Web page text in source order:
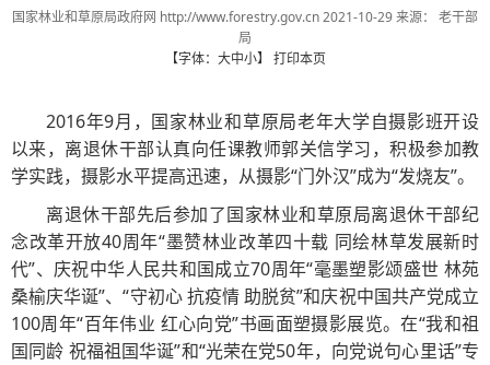
国家林业和草原局政府网 http://www.forestry.gov.cn2021-10-29来源： 老干部
局
【字体： 大中小】 打印本页
2016年9月，国家林业和草原局老年大学自摄影班开设
以来，离退休干部认真向任课教师郭关信学习，积极参加教
学实践，摄影水平提高迅速，从摄影“门外汉”成为“发烧友”。
离退休干部先后参加了国家林业和草原局离退休干部纪
念改革开放40周年“墨赞林业改革四十载 同绘林草发展新时
代”、庆祝中华人民共和国成立70周年“毫墨塑影颂盛世 林苑
桑榆庆华诞”、“守初心 抗疫情 助脱贫”和庆祝中国共产党成立
100周年“百年伟业 红心向党”书画面塑摄影展览。在“我和祖
国同龄 祝福祖国华诞”和“光荣在党50年，向党说句心里话”专